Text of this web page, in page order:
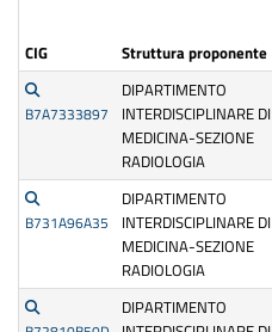
CIG Struttura proponente
B7A7333897
DIPARTIMENTO
INTERDISCIPLINARE DI
MEDICINA-SEZIONE
RADIOLOGIA
B731A96A35
DIPARTIMENTO
INTERDISCIPLINARE DI
MEDICINA-SEZIONE
RADIOLOGIA
DIPARTIMENTO